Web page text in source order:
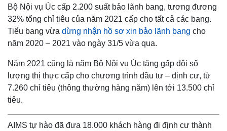
Bộ Nội vụ Úc cấp 2.200 suất bảo lãnh bang, tương đương
32% tổng chỉ tiêu của năm 2021 cấp cho tất cả các bang.
Tiểu bang vừa dừng nhận hồ sơ xin bảo lãnh bang cho
năm 2020 – 2021 vào ngày 31/5 vừa qua.
Năm 2021 cũng là năm Bộ Nội vụ Úc tăng gấp đôi số
lượng thị thực cấp cho chương trình đầu tư – định cư, từ
7.260 chỉ tiêu (thông thường hàng năm) lên tới 13.500 chỉ
tiêu.
AIMS tự hào đã đưa 18.000 khách hàng đi định cư thành